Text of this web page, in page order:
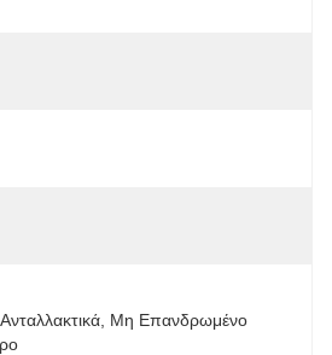
Ανταλλακτικά, Μη Επανδρωμένο